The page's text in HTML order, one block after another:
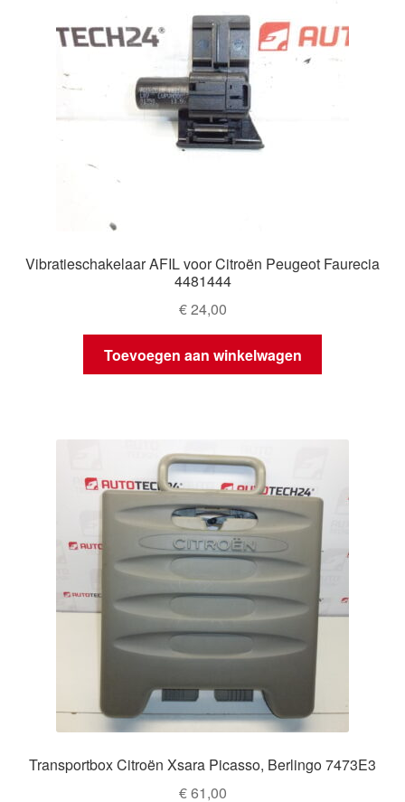
Levering
Vibratieschakelaar AFIL voor Citroën Peugeot Faurecia
4481444
€24,00
Toevoegen aan winkelwagen
Transportbox Citroën Xsara Picasso, Berlingo 7473E3
€61,00